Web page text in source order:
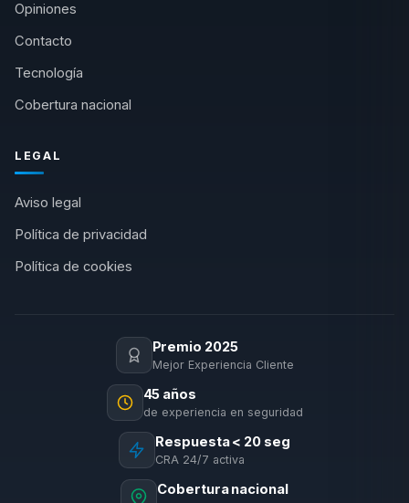
Opiniones
Contacto
Tecnología
Cobertura nacional
LEGAL
Aviso legal
Política de privacidad
Política de cookies
Premio 2025
Mejor Experiencia Cliente
45 años
de experiencia en seguridad
Respuesta < 20 seg
CRA 24/7 activa
Cobertura nacional